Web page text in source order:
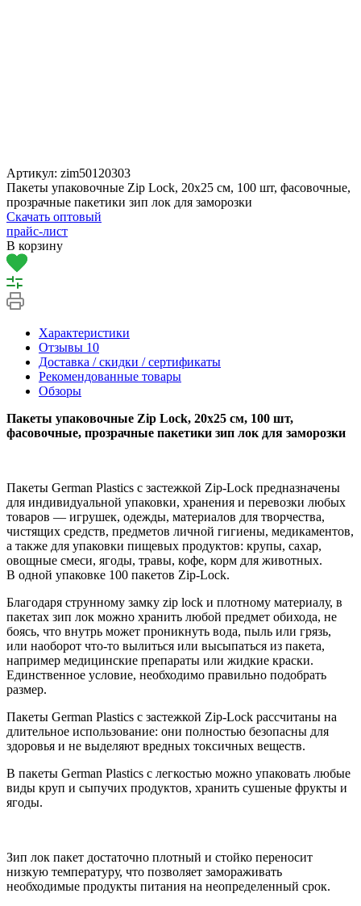
Артикул: zim50120303
Пакеты упаковочные Zip Lock, 20х25 см, 100 шт, фасовочные,
прозрачные пакетики зип лок для заморозки
Скачать оптовый
прайс-лист
В корзину
Характеристики
Отзывы 10
Доставка / скидки / сертификаты
Рекомендованные товары
Обзоры
Пакеты упаковочные Zip Lock, 20х25 см, 100 шт,
фасовочные, прозрачные пакетики зип лок для заморозки
Пакеты German Plastics с застежкой Zip-Lock предназначены
для индивидуальной упаковки, хранения и перевозки любых
товаров — игрушек, одежды, материалов для творчества,
чистящих средств, предметов личной гигиены, медикаментов,
а также для упаковки пищевых продуктов: крупы, сахар,
овощные смеси, ягоды, травы, кофе, корм для животных.
В одной упаковке 100 пакетов Zip-Lock.
Благодаря струнному замку zip lock и плотному материалу, в
пакетах зип лок можно хранить любой предмет обихода, не
боясь, что внутрь может проникнуть вода, пыль или грязь,
или наоборот что-то вылиться или высыпаться из пакета,
например медицинские препараты или жидкие краски.
Единственное условие, необходимо правильно подобрать
размер.
Пакеты German Plastics с застежкой Zip-Lock рассчитаны на
длительное использование: они полностью безопасны для
здоровья и не выделяют вредных токсичных веществ.
В пакеты German Plastics с легкостью можно упаковать любые
виды круп и сыпучих продуктов, хранить сушеные фрукты и
ягоды.
Зип лок пакет достаточно плотный и стойко переносит
низкую температуру, что позволяет замораживать
необходимые продукты питания на неопределенный срок.